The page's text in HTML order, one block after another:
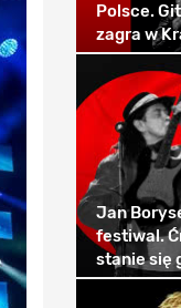
Polsce.
zagra w
Jan
festiwal.
stanie się